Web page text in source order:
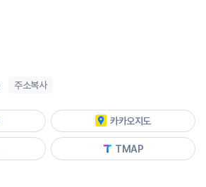
주소복사
카카오지도
TMAP